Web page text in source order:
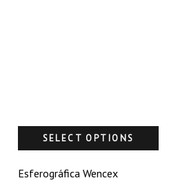
SELECT OPTIONS
Esferográfica Wencex